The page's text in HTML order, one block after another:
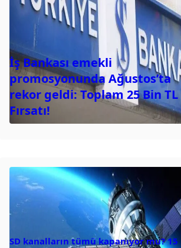
İş Bankası emekli
promosyonunda Ağustos’ta
rekor geldi: Toplam 25 Bin TL
Fırsatı!
SD kanalların tümü kapanıyor mu? 15